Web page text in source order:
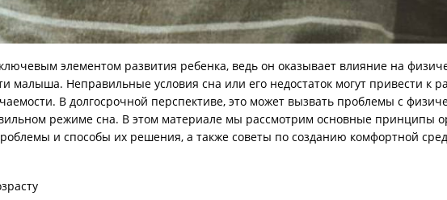
элементом развития ребенка, ведь он оказывает влияние на
малыша. Неправильные условия сна или его недостаток могут привести к
В долгосрочной перспективе, это может вызвать проблемы с
режиме сна. В этом материале мы рассмотрим основные принципы
и способы их решения, а также советы по созданию комфортной